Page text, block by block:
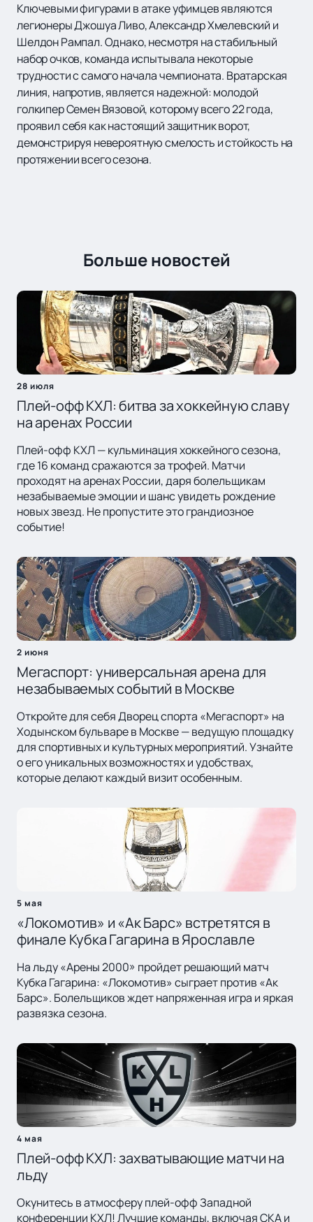
Ключевыми фигурами в атаке уфимцев являются
легионеры Джошуа Ливо, Александр Хмелевский и
Шелдон Рампал. Однако, несмотря на стабильный
набор очков, команда испытывала некоторые
трудности с самого начала чемпионата. Вратарская
линия, напротив, является надежной: молодой
голкипер Семен Вязовой, которому всего 22 года,
проявил себя как настоящий защитник ворот,
демонстрируя невероятную смелость и стойкость на
протяжении всего сезона.
Больше новостей
28 июля
Плей-офф КХЛ: битва за хоккейную славу
на аренах России
Плей-офф КХЛ — кульминация хоккейного сезона,
где 16 команд сражаются за трофей. Матчи
проходят на аренах России, даря болельщикам
незабываемые эмоции и шанс увидеть рождение
новых звезд. Не пропустите это грандиозное
событие!
2 июня
Мегаспорт: универсальная арена для
незабываемых событий в Москве
Откройте для себя Дворец спорта «Мегаспорт» на
Ходынском бульваре в Москве — ведущую площадку
для спортивных и культурных мероприятий. Узнайте
о его уникальных возможностях и удобствах,
которые делают каждый визит особенным.
5 мая
«Локомотив» и «Ак Барс» встретятся в
финале Кубка Гагарина в Ярославле
На льду «Арены 2000» пройдет решающий матч
Кубка Гагарина: «Локомотив» сыграет против «Ак
Барс». Болельщиков ждет напряженная игра и яркая
развязка сезона.
4 мая
Плей-офф КХЛ: захватывающие матчи на
льду
Окунитесь в атмосферу плей-офф Западной
конференции КХЛ! Лучшие команды, включая СКА и